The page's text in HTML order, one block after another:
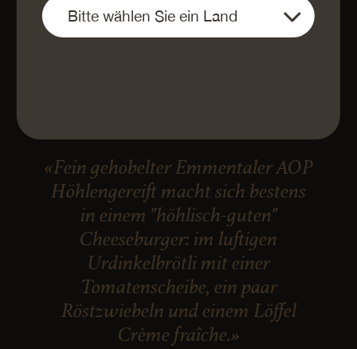
«Fein gehobelter Emmentaler AOP
Höhlengereift macht sich bestens
in einem "höhlisch-guten"
Cheeseburger: im luftigen
Urdinkelbrötli mit einer
Tomatenscheibe, ein paar
Röstzwiebeln und einem Löffel
Crème fraîche.»